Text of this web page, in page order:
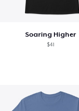
Soaring Higher
$41